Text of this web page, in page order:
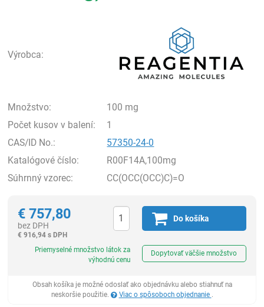
Výrobca:
Množstvo:
100 mg
Počet kusov v balení:
1
CAS/ID No.:
57350-24-0
Katalógové číslo:
R00F14A,100mg
Súhrnný vzorec:
CC(OCC(OCC)C)=O
€ 757,80
bez DPH
€ 916,94 s DPH
Do košíka
Priemyselné množstvo látok za
výhodnú cenu
Dopytovať väčšie množstvo
Obsah košíka je možné odoslať ako objednávku alebo stiahnuť na
neskoršie použitie.
Viac o spôsoboch objednanie .